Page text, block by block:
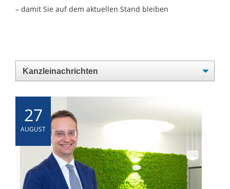
– damit Sie auf dem aktuellen Stand bleiben
27
AUGUST